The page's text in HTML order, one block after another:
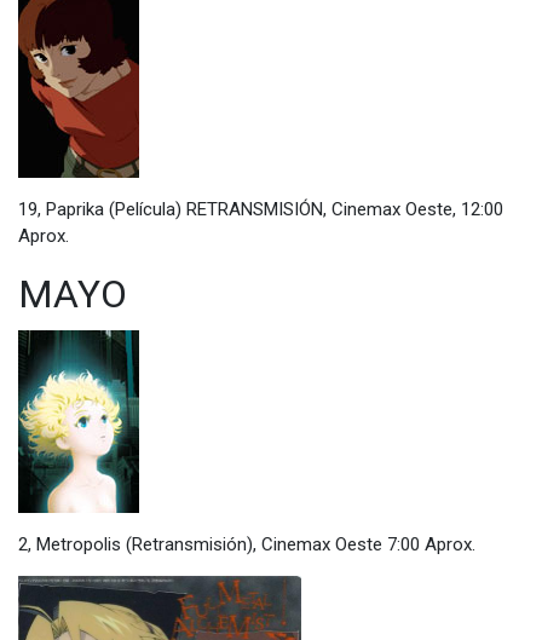
19, Paprika (Película) RETRANSMISIÓN, Cinemax Oeste, 12:00
Aprox.
MAYO
2, Metropolis (Retransmisión), Cinemax Oeste 7:00 Aprox.